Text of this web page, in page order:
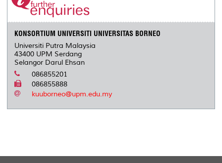
KONSORTIUM UNIVERSITI UNIVERSITAS BORNEO
Universiti Putra Malaysia
43400 UPM Serdang
Selangor Darul Ehsan
086855201
086855888
kuuborneo@upm.edu.my